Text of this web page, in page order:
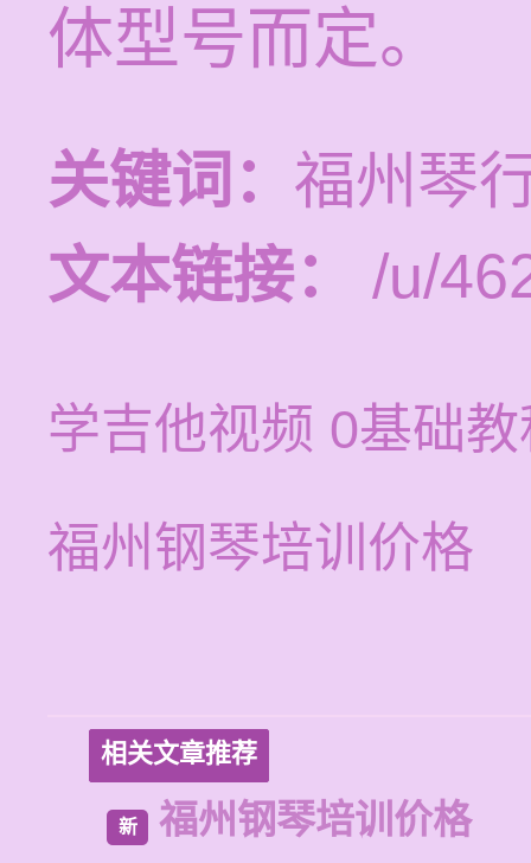
体型号而定。
关键词： 福州琴
文本链接：
/u/
学吉他视频 0基础
福州钢琴培训价格
相关文章推荐
新 福州钢琴培训价格